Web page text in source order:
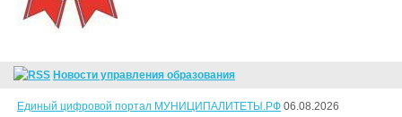
Новости управления образования
Единый цифровой портал МУНИЦИПАЛИТЕТЫ.РФ 06.08.2026